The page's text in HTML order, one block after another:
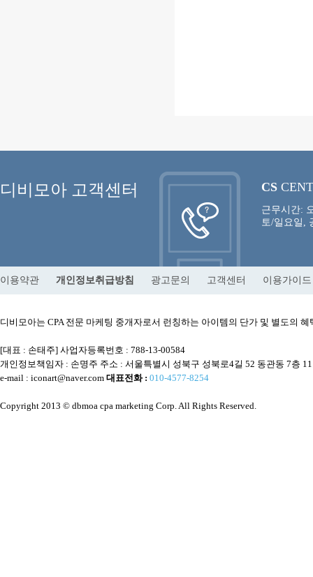
디비모아 고객센터 CS
근무시간:
토/일요일,
이용약관 개인정보취급방침 광고문의 고객센터 이용가이드
디비모아는 CPA 전문 마케팅 중개자로서 런칭하는 아이템의 단가 및 별도의
[대표 : 손태주] 사업자등록번호 : 788-13-00584
개인정보책임자 : 손명주 주소 : 서울특별시 성북구 성북로4길 52 동관동 7층
e-mail : iconart@naver.com 대표전화 : 010-4577-8254
Copyright 2013 © dbmoa cpa marketing Corp. All Rights Reserved.